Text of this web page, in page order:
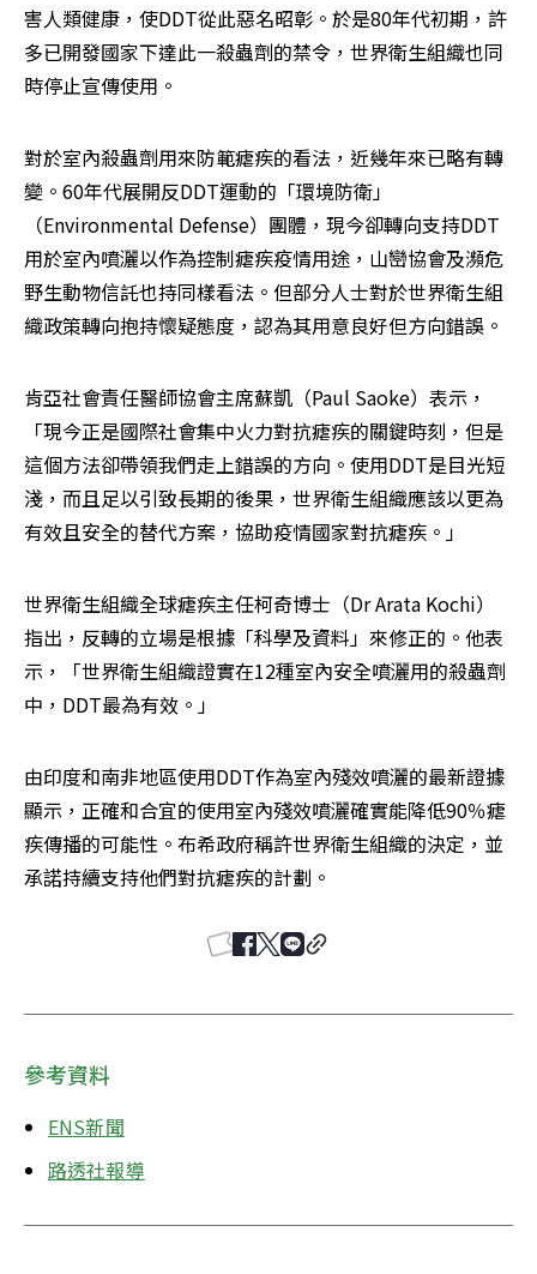
害人類健康，使DDT從此惡名昭彰。於是80年代初期，許
多已開發國家下達此一殺蟲劑的禁令，世界衛生組織也同
時停止宣傳使用。
對於室內殺蟲劑用來防範瘧疾的看法，近幾年來已略有轉
變。60年代展開反DDT運動的「環境防衛」
（Environmental Defense）團體，現今卻轉向支持DDT
用於室內噴灑以作為控制瘧疾疫情用途，山巒協會及瀕危
野生動物信託也持同樣看法。但部分人士對於世界衛生組
織政策轉向抱持懷疑態度，認為其用意良好但方向錯誤。
肯亞社會責任醫師協會主席蘇凱（Paul Saoke）表示，
「現今正是國際社會集中火力對抗瘧疾的關鍵時刻，但是
這個方法卻帶領我們走上錯誤的方向。使用DDT是目光短
淺，而且足以引致長期的後果，世界衛生組織應該以更為
有效且安全的替代方案，協助疫情國家對抗瘧疾。」
世界衛生組織全球瘧疾主任柯奇博士（Dr Arata Kochi）
指出，反轉的立場是根據「科學及資料」來修正的。他表
示，「世界衛生組織證實在12種室內安全噴灑用的殺蟲劑
中，DDT最為有效。」
由印度和南非地區使用DDT作為室內殘效噴灑的最新證據
顯示，正確和合宜的使用室內殘效噴灑確實能降低90％瘧
疾傳播的可能性。布希政府稱許世界衛生組織的決定，並
承諾持續支持他們對抗瘧疾的計劃。
參考資料
ENS新聞
路透社報導